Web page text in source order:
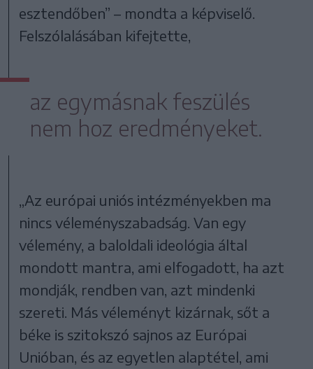
esztendőben” – mondta a képviselő.
Felszólalásában kifejtette,
az egymásnak feszülés
nem hoz eredményeket.
„Az európai uniós intézményekben ma
nincs véleményszabadság. Van egy
vélemény, a baloldali ideológia által
mondott mantra, ami elfogadott, ha azt
mondják, rendben van, azt mindenki
szereti. Más véleményt kizárnak, sőt a
béke is szitokszó sajnos az Európai
Unióban, és az egyetlen alaptétel, ami